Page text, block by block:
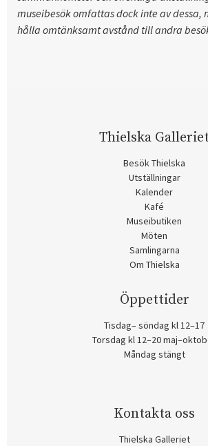
museibesök omfattas dock inte av dessa,
hålla omtänksamt avstånd till andra
Thielska Galleriet
Besök Thielska
Utställningar
Kalender
Kafé
Museibutiken
Möten
Samlingarna
Om Thielska
Öppettider
Tisdag– söndag kl 12–17
Torsdag kl 12–20
Måndag stängt
Kontakta oss
Thielska Galleriet